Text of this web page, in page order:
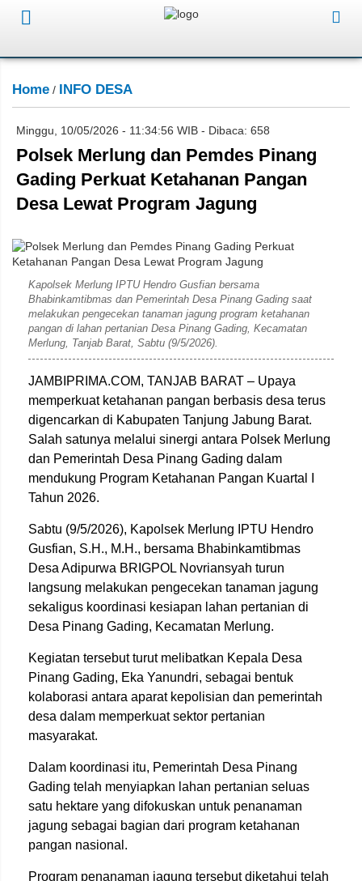
Home / INFO DESA
Minggu, 10/05/2026 - 11:34:56 WIB - Dibaca: 658
Polsek Merlung dan Pemdes Pinang
Gading Perkuat Ketahanan Pangan
Desa Lewat Program Jagung
Kapolsek Merlung IPTU Hendro Gusfian bersama
Bhabinkamtibmas dan Pemerintah Desa Pinang Gading saat
melakukan pengecekan tanaman jagung program ketahanan
pangan di lahan pertanian Desa Pinang Gading, Kecamatan
Merlung, Tanjab Barat, Sabtu (9/5/2026).
JAMBIPRIMA.COM, TANJAB BARAT – Upaya
memperkuat ketahanan pangan berbasis desa terus
digencarkan di Kabupaten Tanjung Jabung Barat.
Salah satunya melalui sinergi antara Polsek Merlung
dan Pemerintah Desa Pinang Gading dalam
mendukung Program Ketahanan Pangan Kuartal I
Tahun 2026.
Sabtu (9/5/2026), Kapolsek Merlung IPTU Hendro
Gusfian, S.H., M.H., bersama Bhabinkamtibmas
Desa Adipurwa BRIGPOL Novriansyah turun
langsung melakukan pengecekan tanaman jagung
sekaligus koordinasi kesiapan lahan pertanian di
Desa Pinang Gading, Kecamatan Merlung.
Kegiatan tersebut turut melibatkan Kepala Desa
Pinang Gading, Eka Yanundri, sebagai bentuk
kolaborasi antara aparat kepolisian dan pemerintah
desa dalam memperkuat sektor pertanian
masyarakat.
Dalam koordinasi itu, Pemerintah Desa Pinang
Gading telah menyiapkan lahan pertanian seluas
satu hektare yang difokuskan untuk penanaman
jagung sebagai bagian dari program ketahanan
pangan nasional.
Program penanaman jagung tersebut diketahui telah